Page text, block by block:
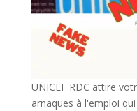
UNICEF RDC attire
arnaques à l'emploi